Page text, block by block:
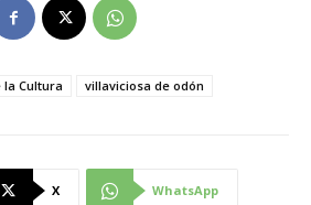
la Cultura villaviciosa de odón
X WhatsApp